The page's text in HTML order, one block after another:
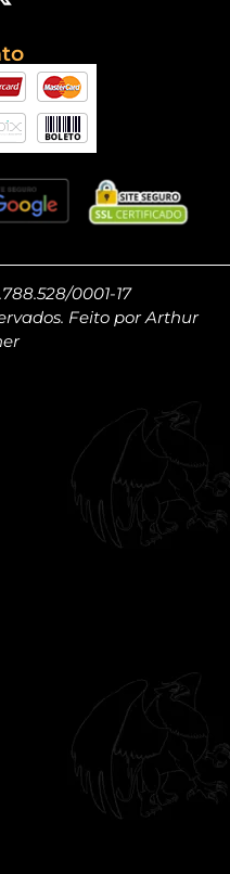
0001-17
Feito por Arthur